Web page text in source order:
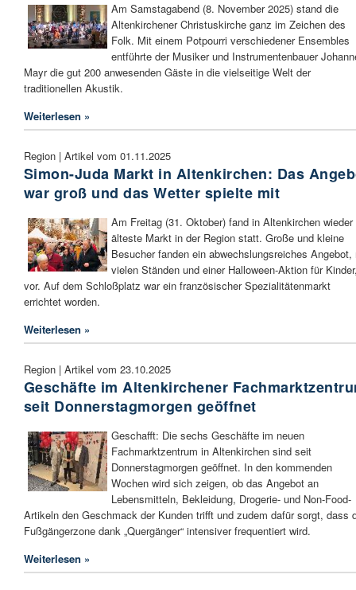
Am Samstagabend (8. November 2025) stand die
Altenkirchener Christuskirche ganz im Zeichen des
Folk. Mit einem Potpourri verschiedener Ensembles
entführte der Musiker und Instrumentenbauer
Mayr die gut 200 anwesenden Gäste in die vielseitige Welt der
traditionellen Akustik.
Weiterlesen »
Region | Artikel vom 01.11.2025
Simon-Juda Markt in Altenkirchen: Das
war groß und das Wetter spielte mit
Am Freitag (31. Oktober) fand in Altenkirchen wieder
älteste Markt in der Region statt. Große und kleine
Besucher fanden ein abwechslungsreiches Angebot,
vielen Ständen und einer Halloween-Aktion für
vor. Auf dem Schloßplatz war ein französischer Spezialitätenmarkt
errichtet worden.
Weiterlesen »
Region | Artikel vom 23.10.2025
Geschäfte im Altenkirchener
seit Donnerstagmorgen geöffnet
Geschafft: Die sechs Geschäfte im neuen
Fachmarktzentrum in Altenkirchen sind seit
Donnerstagmorgen geöffnet. In den kommenden
Wochen wird sich zeigen, ob das Angebot an
Lebensmitteln, Bekleidung, Drogerie- und Non-Food-
Artikeln den Geschmack der Kunden trifft und zudem dafür sorgt, dass
Fußgängerzone dank „Quergänger“ intensiver frequentiert wird.
Weiterlesen »